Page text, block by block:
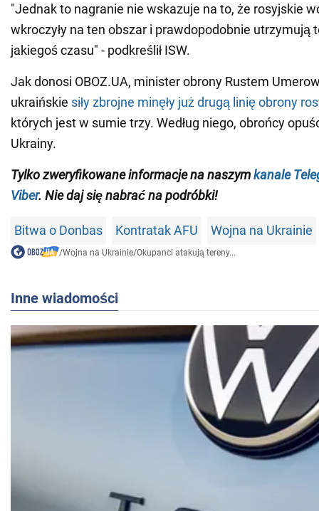
"Jednak to nagranie nie wskazuje na to, że rosyjskie
wkroczyły na ten obszar i prawdopodobnie utrzymują
jakiegoś czasu" - podkreślił ISW.
Jak donosi OBOZ.UA, minister obrony Rustem
ukraińskie siły zbrojne minęły już drugą linię obrony
których jest w sumie trzy. Według niego, obrońcy
Ukrainy.
Tylko zweryfikowane informacje na naszymkanale
Viber. Nie daj się nabrać na podróbki!
Bitwa o Donbas Kontratak AFU Wojna na Ukrainie
/Wojna na Ukrainie/Okupanci atakują tereny...
Inne wiadomości